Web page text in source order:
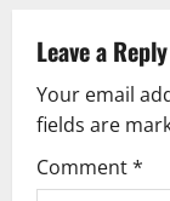
Leave a Reply
Your email
fields are
Comment*